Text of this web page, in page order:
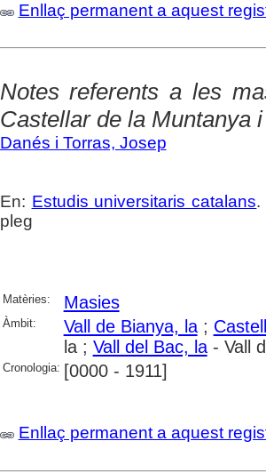
Enllaç permanent a aquest
Notes referents a les
Castellar de la Muntanya
Danés i Torras, Josep
En: Estudis universitaris catalans.
pleg
Matèries: Masies
Àmbit: Vall de Bianya, la;
la ; Vall del Bac, la- Vall
Cronologia: [0000 - 1911]
Enllaç permanent a aquest